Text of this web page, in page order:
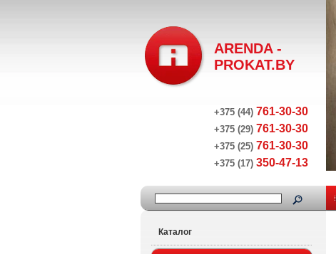
ARENDA -
PROKAT.BY
+375 (44) 761-30-30
+375 (29) 761-30-30
+375 (25) 761-30-30
+375 (17) 350-47-13
Каталог